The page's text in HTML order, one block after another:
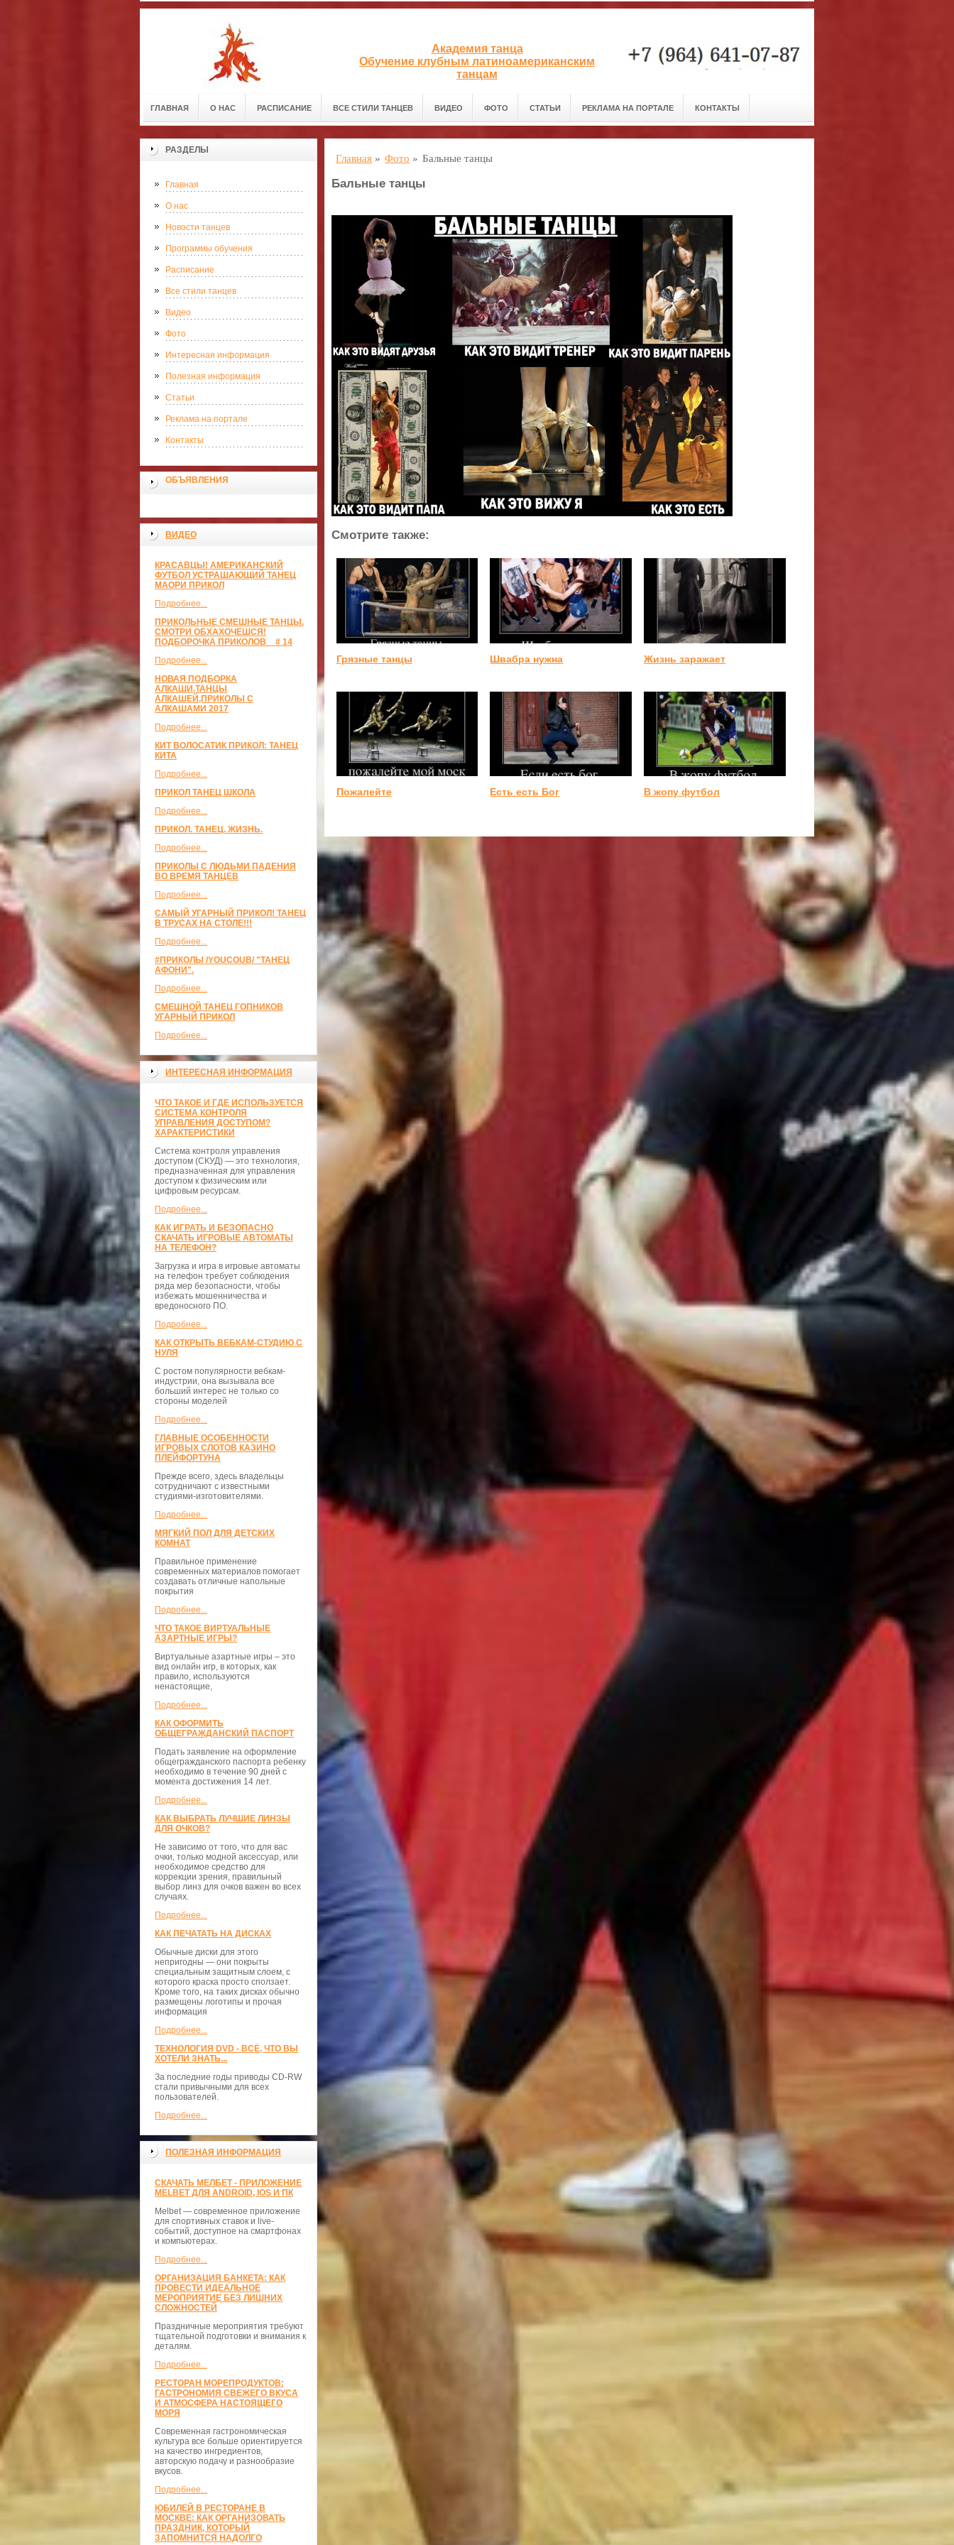
Академия танца
Обучение клубным латиноамериканским
танцам
ГЛАВНАЯ О НАС РАСПИСАНИЕ ВСЕ СТИЛИ ТАНЦЕВ ВИДЕО ФОТО СТАТЬИ РЕКЛАМА НА ПОРТАЛЕ КОНТАКТЫ
РАЗДЕЛЫ
Главная
О нас
Новости танцев
Программы обучения
Расписание
Все стили танцев
Видео
Фото
Интересная информация
Полезная информация
Статьи
Реклама на портале
Контакты
ОБЪЯВЛЕНИЯ
ВИДЕО
КРАСАВЦЫ! АМЕРИКАНСКИЙ
ФУТБОЛ УСТРАШАЮЩИЙ ТАНЕЦ
МАОРИ ПРИКОЛ
Подробнее...
ПРИКОЛЬНЫЕ СМЕШНЫЕ ТАНЦЫ.
СМОТРИ ОБХАХОЧЕШСЯ!
ПОДБОРОЧКА ПРИКОЛОВ _ # 14
Подробнее...
НОВАЯ ПОДБОРКА
АЛКАШИ,ТАНЦЫ
АЛКАШЕЙ,ПРИКОЛЫ С
АЛКАШАМИ 2017
Подробнее...
КИТ ВОЛОСАТИК ПРИКОЛ: ТАНЕЦ
КИТА
Подробнее...
ПРИКОЛ ТАНЕЦ ШКОЛА
Подробнее...
ПРИКОЛ. ТАНЕЦ. ЖИЗНЬ.
Подробнее...
ПРИКОЛЫ С ЛЮДЬМИ ПАДЕНИЯ
ВО ВРЕМЯ ТАНЦЕВ
Подробнее...
САМЫЙ УГАРНЫЙ ПРИКОЛ! ТАНЕЦ
В ТРУСАХ НА СТОЛЕ!!!
Подробнее...
#ПРИКОЛЫ /YOUCOUB/ "ТАНЕЦ
АФОНИ".
Подробнее...
СМЕШНОЙ ТАНЕЦ ГОПНИКОВ
УГАРНЫЙ ПРИКОЛ
Подробнее...
ИНТЕРЕСНАЯ ИНФОРМАЦИЯ
ЧТО ТАКОЕ И ГДЕ ИСПОЛЬЗУЕТСЯ
СИСТЕМА КОНТРОЛЯ
УПРАВЛЕНИЯ ДОСТУПОМ?
ХАРАКТЕРИСТИКИ
Система контроля управления
доступом (СКУД) — это технология,
предназначенная для управления
доступом к физическим или
цифровым ресурсам.
Подробнее...
КАК ИГРАТЬ И БЕЗОПАСНО
СКАЧАТЬ ИГРОВЫЕ АВТОМАТЫ
НА ТЕЛЕФОН?
Загрузка и игра в игровые автоматы
на телефон требует соблюдения
ряда мер безопасности, чтобы
избежать мошенничества и
вредоносного ПО.
Подробнее...
КАК ОТКРЫТЬ ВЕБКАМ-СТУДИЮ С
НУЛЯ
С ростом популярности вебкам-
индустрии, она вызывала все
больший интерес не только со
стороны моделей
Подробнее...
ГЛАВНЫЕ ОСОБЕННОСТИ
ИГРОВЫХ СЛОТОВ КАЗИНО
ПЛЕЙФОРТУНА
Прежде всего, здесь владельцы
сотрудничают с известными
студиями-изготовителями.
Подробнее...
МЯГКИЙ ПОЛ ДЛЯ ДЕТСКИХ
КОМНАТ
Правильное применение
современных материалов помогает
создавать отличные напольные
покрытия
Подробнее...
ЧТО ТАКОЕ ВИРТУАЛЬНЫЕ
АЗАРТНЫЕ ИГРЫ?
Виртуальные азартные игры – это
вид онлайн игр, в которых, как
правило, используются
ненастоящие,
Подробнее...
КАК ОФОРМИТЬ
ОБЩЕГРАЖДАНСКИЙ ПАСПОРТ
Подать заявление на оформление
общегражданского паспорта ребенку
необходимо в течение 90 дней с
момента достижения 14 лет.
Подробнее...
КАК ВЫБРАТЬ ЛУЧШИЕ ЛИНЗЫ
ДЛЯ ОЧКОВ?
Не зависимо от того, что для вас
очки, только модной аксессуар, или
необходимое средство для
коррекции зрения, правильный
выбор линз для очков важен во всех
случаях.
Подробнее...
КАК ПЕЧАТАТЬ НА ДИСКАХ
Обычные диски для этого
непригодны — они покрыты
специальным защитным слоем, с
которого краска просто сползает.
Кроме того, на таких дисках обычно
размещены логотипы и прочая
информация
Подробнее...
ТЕХНОЛОГИЯ DVD - ВСЁ, ЧТО ВЫ
ХОТЕЛИ ЗНАТЬ...
За последние годы приводы CD-RW
стали привычными для всех
пользователей.
Подробнее...
ПОЛЕЗНАЯ ИНФОРМАЦИЯ
СКАЧАТЬ МЕЛБЕТ - ПРИЛОЖЕНИЕ
MELBET ДЛЯ ANDROID, IOS И ПК
Melbet — современное приложение
для спортивных ставок и live-
событий, доступное на смартфонах
и компьютерах.
Подробнее...
ОРГАНИЗАЦИЯ БАНКЕТА: КАК
ПРОВЕСТИ ИДЕАЛЬНОЕ
МЕРОПРИЯТИЕ БЕЗ ЛИШНИХ
СЛОЖНОСТЕЙ
Праздничные мероприятия требуют
тщательной подготовки и внимания к
деталям.
Подробнее...
РЕСТОРАН МОРЕПРОДУКТОВ:
ГАСТРОНОМИЯ СВЕЖЕГО ВКУСА
И АТМОСФЕРА НАСТОЯЩЕГО
МОРЯ
Современная гастрономическая
культура все больше ориентируется
на качество ингредиентов,
авторскую подачу и разнообразие
вкусов.
Подробнее...
ЮБИЛЕЙ В РЕСТОРАНЕ В
МОСКВЕ: КАК ОРГАНИЗОВАТЬ
ПРАЗДНИК, КОТОРЫЙ
ЗАПОМНИТСЯ НАДОЛГО
Главная » Фото » Бальные танцы
Бальные танцы
Смотрите также:
Грязные танцы Швабра нужна Жизнь заражает
Пожалейте Есть есть Бог В жопу футбол